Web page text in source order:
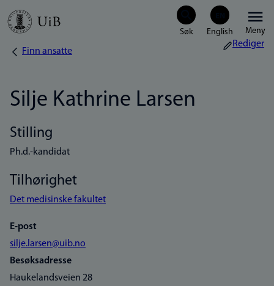
Hopp
Meny
Navigasjonssti
Finn ansatte
Rediger
Silje Kathrine Larsen
Stilling
Ph.d.-kandidat
Tilhørighet
Det medisinske fakultet
E-post
silje.larsen@uib.no
Besøksadresse
Haukelandsveien 28